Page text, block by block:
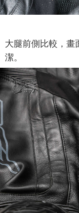
大腿前側比較，畫
潔。